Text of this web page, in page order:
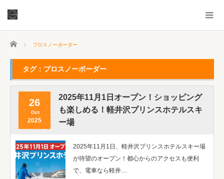
ホーム プロスノーボーダー
タグ：プロスノーボーダー
26
Oct
2025
2025年11月1日オープン！ショッピング
も楽しめる！軽井沢プリンスホテルスキ
ー場
2025年11月1日、軽井沢プリンスホテルスキー場
が待望のオープン！都心からのアクセスも便利
で、電車なら軽井…